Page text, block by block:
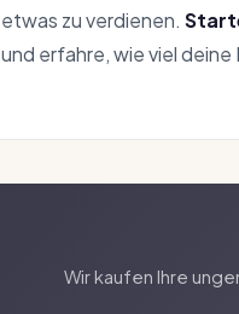
etwas zu verdienen.
und erfahre, wie viel
Wir kaufen Ihre